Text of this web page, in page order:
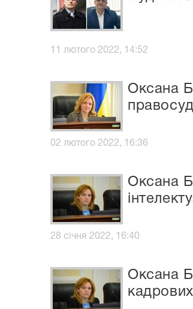
11 лютого 2022, 14:52
Оксана
02 лютого 2022, 16:36
Оксана
28 січня 2022, 16:40
Оксана